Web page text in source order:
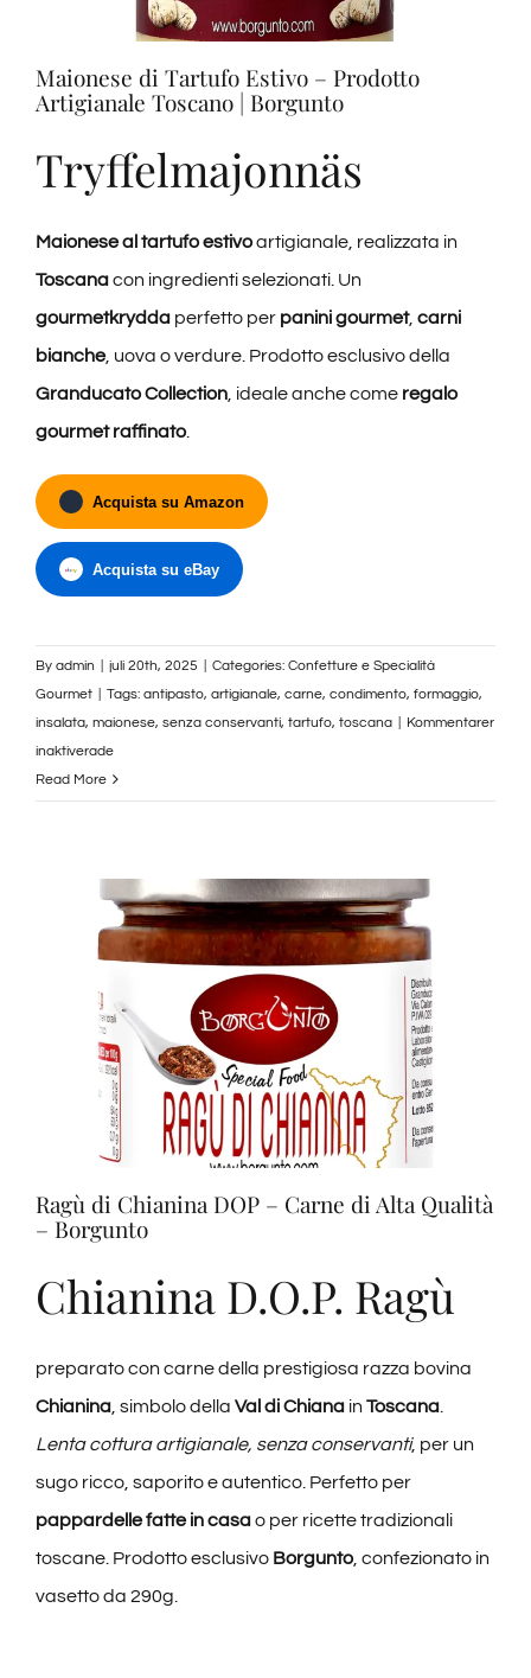
Vinprovning
Kontakter
Amazon
Ebay
Maionese di Tartufo Estivo – Prodotto
Artigianale Toscano | Borgunto
Tryffelmajonnäs
Maionese al tartufo estivoartigianale, realizzata in
Toscanacon ingredienti selezionati. Un
gourmetkryddaperfetto per panini gourmet, carni
bianche, uova o verdure. Prodotto esclusivo della
Granducato Collection, ideale anche come regalo
gourmet raffinato.
Acquista su Amazon
Acquista su eBay
By admin juli 20th, 2025 Categories: Confetture e Specialità
Gourmet
Tags: antipasto, artigianale, carne, condimento, formaggio,
insalata, maionese, senza conservanti, tartufo, toscana
Kommentarer
inaktiveradeför
Maionese
di
Prodotto
Artigianale
|
Borgunto
Read More
Ragù di Chianina DOP – Carne di Alta Qualità
– Borgunto
Chianina D.O.P. Ragù
preparato con carne della prestigiosa razza bovina
Chianina, simbolo della Val di Chianain Toscana.
Lenta cottura artigianale, senza conservanti, per un
sugo ricco, saporito e autentico. Perfetto per
pappardelle fatte in casao per ricette tradizionali
toscane. Prodotto esclusivo Borgunto, confezionato in
vasetto da 290g.